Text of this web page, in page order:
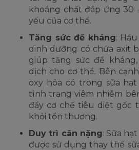
khoáng chất đáp ứng 30
yếu của cơ thể.
Tăng sức đề kháng:
dinh dưỡng có chứa axit
giúp tăng sức đề
dịch cho cơ thể. Bên
oxy hóa có trong sữa
tình trạng viêm nhiễm
đẩy cơ chế tiêu diệt gốc
khỏi tổn thương.
Duy trì cân nặng: Sữa
được sử dụng thay thế